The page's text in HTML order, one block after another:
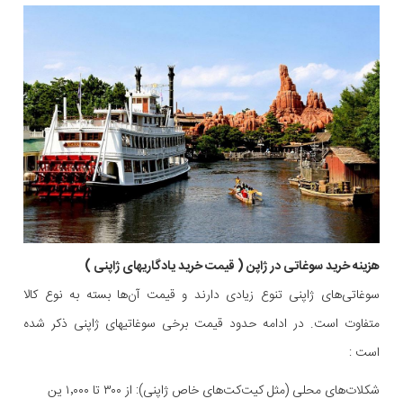
هزینه خرید سوغاتی در ژاپن ( قیمت خرید یادگاریهای ژاپنی )
سوغاتی‌های ژاپنی تنوع زیادی دارند و قیمت آن‌ها بسته به نوع کالا
متفاوت است. در ادامه حدود قیمت برخی سوغاتیهای ژاپنی ذکر شده
است :
شکلات‌های محلی (مثل کیت‌کت‌های خاص ژاپنی): از ۳۰۰ تا ۱٬۰۰۰ ین